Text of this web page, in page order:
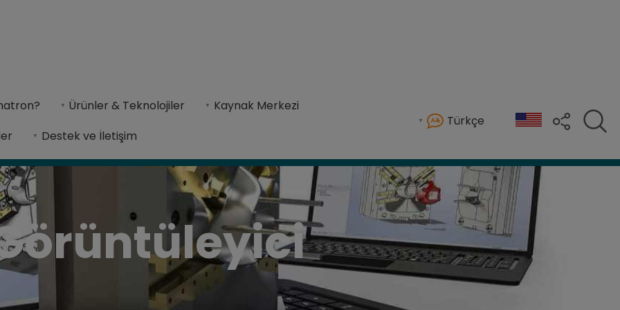
Ürünler & Teknolojiler
Kaynak Merkezi
Destek ve İletişim
Türkçe
için tasarım ve süreç incelemelerini basitleştirerek, ekipler arasında verimliliği ve iletişimi